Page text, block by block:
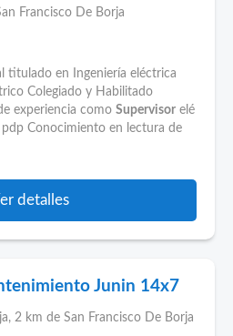
Francisco De Borja
titulado en Ingeniería eléctrica
Colegiado y Habilitado
experiencia como Supervisor elé
Conocimiento en lectura de
detalles
Junin 14x7
, 2 km de San Francisco De Borja